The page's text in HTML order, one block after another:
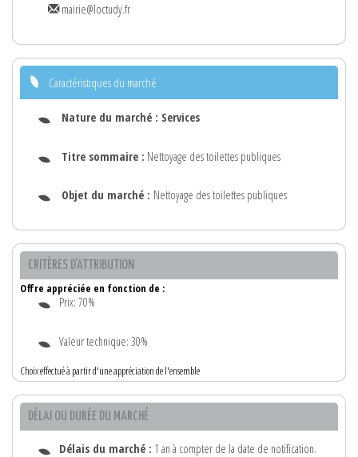
mairie@loctudy.fr
Caractéristiques du marché
Nature du marché : Services
Titre sommaire : Nettoyage des toilettes publiques
Objet du marché : Nettoyage des toilettes publiques
CRITÈRES D'ATTRIBUTION
Offre appréciée en fonction de :
Prix: 70%
Valeur technique: 30%
Choix effectué à partir d'une appréciation de l'ensemble
DÉLAI OU DURÉE DU MARCHÉ
Délais du marché : 1 an à compter de la date de notification.